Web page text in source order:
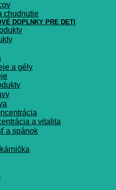
chudnutie
DOPLNKY PRE DETI
a gély
a vitalita
a spánok